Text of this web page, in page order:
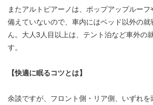
またアルトピアーノは、ポップアップルー
備えていないので、車内にはベッド以外の
ん。大人3人目以上は、テント泊など車外の
す。
【快適に眠るコツとは】
余談ですが、フロント側・リア側、いずれを